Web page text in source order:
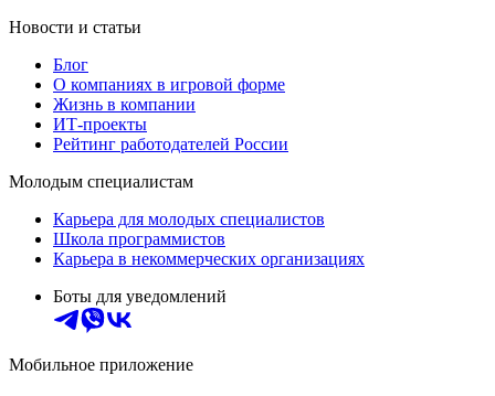
Новости и статьи
Блог
О компаниях в игровой форме
Жизнь в компании
ИТ-проекты
Рейтинг работодателей России
Молодым специалистам
Карьера для молодых специалистов
Школа программистов
Карьера в некоммерческих организациях
Боты для уведомлений
Мобильное приложение